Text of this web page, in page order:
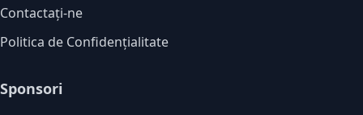
Contactați-ne
Politica de Confidențialitate
Sponsori